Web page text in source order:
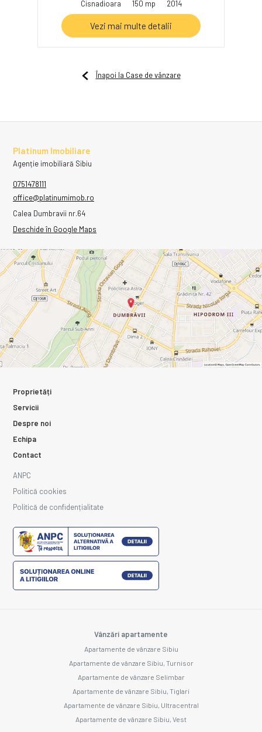
Cisnadioara
150 mp 2014
Vezi mai multe detalii
Înapoi la Case de vânzare
Platinum Imobiliare
Agenție imobiliară Sibiu
0751478111
office@platinumimob.ro
Calea Dumbravii nr.64
Deschide în Google Maps
Proprietăți
Servicii
Despre noi
Echipa
Contact
ANPC
Politică cookies
Politică de confidențialitate
Vânzări apartamente
Apartamente de vânzare Sibiu
Apartamente de vânzare Sibiu, Turnisor
Apartamente de vânzare Selimbar
Apartamente de vânzare Sibiu, Tiglari
Apartamente de vânzare Sibiu, Ultracentral
Apartamente de vânzare Sibiu, Vest